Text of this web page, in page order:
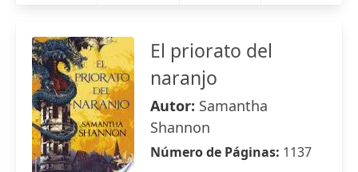
El priorato del
naranjo
Autor: Samantha
Shannon
Número de Páginas: 1137